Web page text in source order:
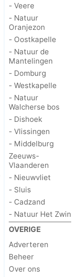
- Veere
- Natuur
Oranjezon
- Oostkapelle
- Natuur de
Mantelingen
- Domburg
- Westkapelle
- Natuur
Walcherse bos
- Dishoek
- Vlissingen
- Middelburg
Zeeuws-
Vlaanderen
- Nieuwvliet
- Sluis
- Cadzand
- Natuur Het Zwin
OVERIGE
Adverteren
Beheer
Over ons